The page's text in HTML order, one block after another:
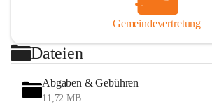
Gemeindevertretung
Dateien
Abgaben & Gebühren
11,72 MB